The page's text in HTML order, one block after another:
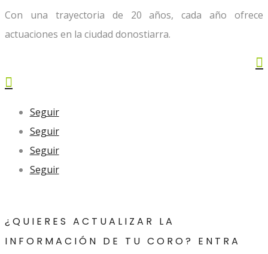
Con una trayectoria de 20 años, cada año ofrece
actuaciones en la ciudad donostiarra.


Seguir
Seguir
Seguir
Seguir
¿QUIERES ACTUALIZAR LA
INFORMACIÓN DE TU CORO? ENTRA